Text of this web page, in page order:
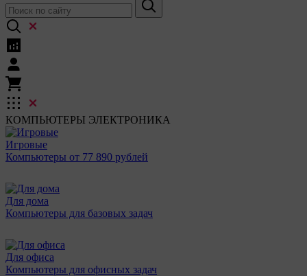
КОМПЬЮТЕРЫ ЭЛЕКТРОНИКА
Игровые
Компьютеры от 77 890 рублей
Для дома
Компьютеры для базовых задач
Для офиса
Компьютеры для офисных задач